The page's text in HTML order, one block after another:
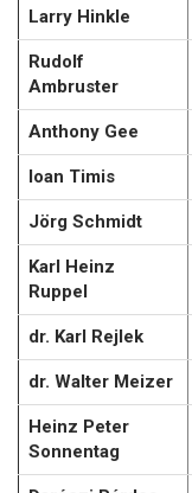
Larry Hinkle
Rudolf
Ambruster
Anthony Gee
Ioan Timis
Jörg Schmidt
Karl Heinz
Ruppel
dr. Karl Rejlek
dr. Walter Meizer
Heinz Peter
Sonnentag